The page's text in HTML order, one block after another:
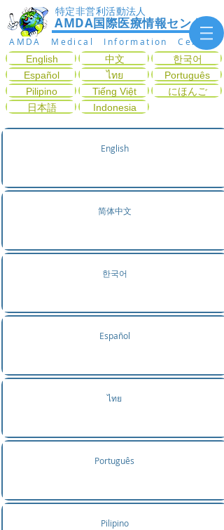
AMDA国際医療情報センター
特定非営利活動法人
AMDA Medical Information Center
English
Español
Pilipino
日本語
中文
ไทย
Tiếng Việt
Indonesia
한국어
Português
にほんご
English
简体中文
한국어
Español
ไทย
Português
Pilipino